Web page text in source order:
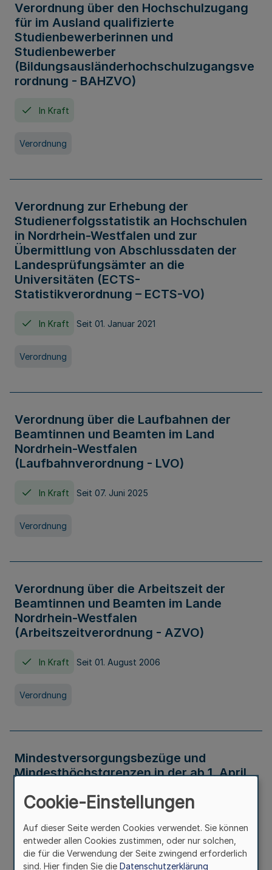
Verordnung über den Hochschulzugang
für im Ausland qualifizierte
Studienbewerberinnen und
Studienbewerber
(Bildungsausländerhochschulzugangsve
rordnung - BAHZVO)
In Kraft
Verordnung
Verordnung zur Erhebung der
Studienerfolgsstatistik an Hochschulen
in Nordrhein-Westfalen und zur
Übermittlung von Abschlussdaten der
Landesprüfungsämter an die
Universitäten (ECTS-
Statistikverordnung – ECTS-VO)
In Kraft Seit 01. Januar 2021
Verordnung
Verordnung über die Laufbahnen der
Beamtinnen und Beamten im Land
Nordrhein-Westfalen
(Laufbahnverordnung - LVO)
In Kraft Seit 07. Juni 2025
Verordnung
Verordnung über die Arbeitszeit der
Beamtinnen und Beamten im Lande
Nordrhein-Westfalen
(Arbeitszeitverordnung - AZVO)
In Kraft Seit 01. August 2006
Verordnung
Mindestversorgungsbezüge und
Mindesthöchstgrenzen in der ab 1. April
Verwaltungsvorschrift
Cookie-Einstellungen
Auf dieser Seite werden Cookies verwendet. Sie können
entweder allen Cookies zustimmen, oder nur solchen,
die für die Verwendung der Seite zwingend erforderlich
sind. Hier finden Sie die Datenschutzerklärung